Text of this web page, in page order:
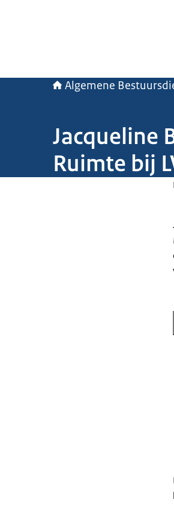
Algemene
Jacqueline
Ruimte bij